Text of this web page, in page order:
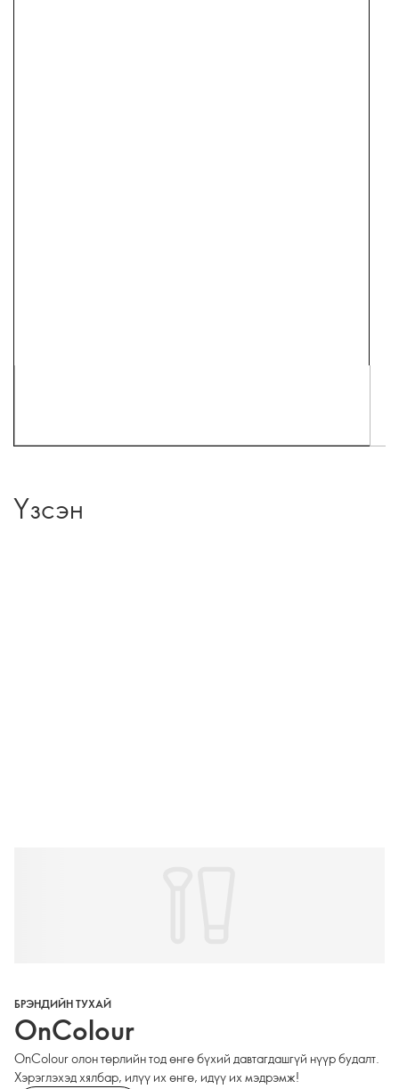
Үзсэн
БРЭНДИЙН ТУХАЙ
OnColour
OnColour олон төрлийн тод өнгө бүхий давтагдашгүй нүүр будалт.
Хэрэглэхэд хялбар, илүү их өнгө, идүү их мэдрэмж!